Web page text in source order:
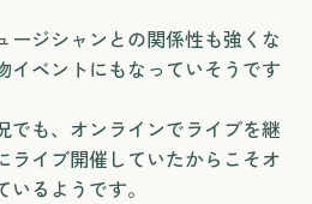
ージシャンとの関係性も強くな
イベントにもなっていそうです
でも、オンラインでライブを継
ライブ開催していたからこそオ
るようです。